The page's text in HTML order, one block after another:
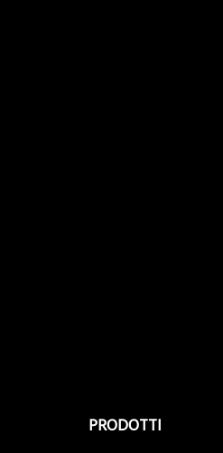
PRODOTTI